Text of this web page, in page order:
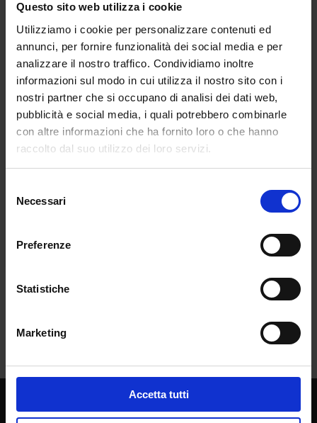
Questo sito web utilizza i cookie
Utilizziamo i cookie per personalizzare contenuti ed
annunci, per fornire funzionalità dei social media e per
analizzare il nostro traffico. Condividiamo inoltre
informazioni sul modo in cui utilizza il nostro sito con i
nostri partner che si occupano di analisi dei dati web,
pubblicità e social media, i quali potrebbero combinarle
con altre informazioni che ha fornito loro o che hanno
raccolto dal suo utilizzo dei loro servizi.
delNecessari
Preferenze
Statistiche
Marketing
Accetta tutti
Chi siamo